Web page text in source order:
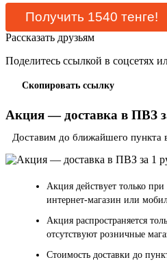
Рассказать друзьям
Поделитесь ссылкой в соцсетях
Скопировать ссылку
Акция — доставка в ПВЗ
Доставим до ближайшего пункта
Акция действует только
интернет-магазин или
Акция распространяется
отсутствуют розничные
Стоимость доставки до